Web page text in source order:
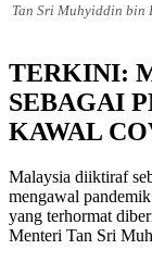
Tan Sri Muhyiddin bin
TERKINI:
SEBAGAI
KAWAL
Malaysia diiktiraf
mengawal
yang terhormat
Menteri Tan Sri